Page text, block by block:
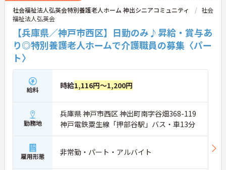
社会福祉法人弘英会特別養護老人ホーム 神出シニアコミュニティ
社会
福祉法人弘英会
【兵庫県／神戸市西区】日勤のみ♪昇給・賞与あ
り◎特別養護老人ホームで介護職員の募集〈パー
ト〉
給料 時給1,116円～1,200円
勤務地
兵庫県 神戸市西区 神出町南字谷畑368-119
神戸電鉄粟生線「押部谷駅」バス・車13分
雇用形態 非常勤・パート・アルバイト